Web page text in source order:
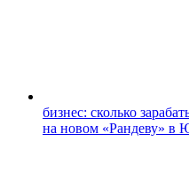
бизнес: сколько
на новом «Рандеву» в